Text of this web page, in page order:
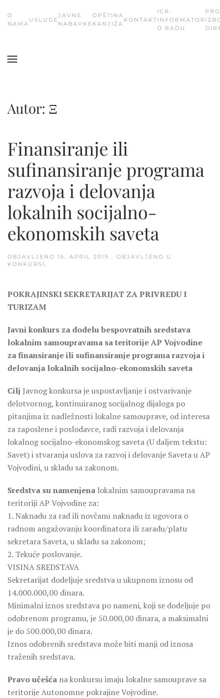
Skip
О
NAMA
USLUGE
JAVNE
NABAVKE
OPŠTINA
KANJIŽA
KONTAKT
ICR-
INFORMATOR
O RADU
Autor: Ξ
Finansiranje ili
sufinansiranje programa
razvoja i delovanja
lokalnih socijalno-
ekonomskih saveta
OBJAVLJENO 15. APRIL 2019. . OBJAVLJENO U
KONKURSI .
POKRAJINSKI SEKRETARIJAT ZA PRIVREDU I
TURIZAM
Javni konkurs za dodelu bespovratnih sredstava
lokalnim samoupravama sa teritorije AP Vojvodine
za finansiranje ili sufinansiranje programa razvoja i
delovanja lokalnih socijalno-ekonomskih saveta
Cilj Javnog konkursa je uspostavljanje i ostvarivanje
delotvornog, kontinuiranog socijalnog dijaloga po
pitanjima iz nadležnosti lokalne samouprave, od interesa
za zaposlene i poslodavce, radi razvoja i delovanja
lokalnog socijalno-ekonomskog saveta (U daljem tekstu:
Savet) i stvaranja uslova za razvoj i delovanje Saveta u AP
Vojvodini, u skladu sa zakonom.
Sredstva su namenjena lokalnim samoupravama na
teritoriji AP Vojvodine za:
1. Naknadu za rad ili novčanu naknadu iz ugovora o
radnom angažovanju koordinatora ili zaradu/platu
sekretara Saveta, u skladu sa zakonom;
2. Tekuće poslovanje.
VISINA SREDSTAVA
Sekretarijat dodeljuje sredstva u ukupnom iznosu od
14.000.000,00 dinara.
Minimalni iznos sredstava po nameni, koji se dodeljuje po
odobrenom programu, je 50.000,00 dinara, a maksimalni
je do 500.000,00 dinara.
Iznos odobrenih sredstava može biti manji od iznosa
traženih sredstava.
Pravo učešća na konkursu imaju lokalne samouprave sa
teritorije Autonomne pokrajine Vojvodine.